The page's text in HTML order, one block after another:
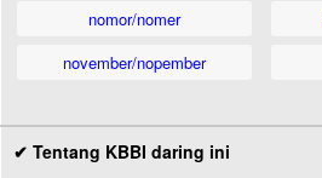
nomor/nomer
november/nopember
✔ Tentang KBBI daring ini